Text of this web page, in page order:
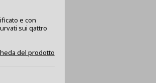
e con
sui qattro
del prodotto